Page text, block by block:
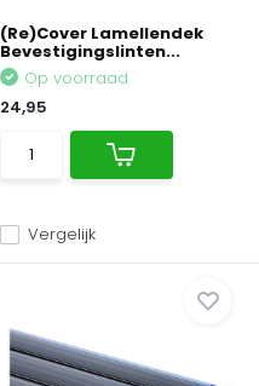
(Re)Cover Lamellendek
Bevestigingslinten...
Vergelijk
Op voorraad
24,95